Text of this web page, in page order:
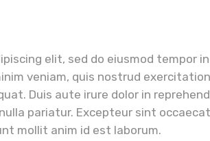
elit, sed do eiusmod tempor
veniam, quis nostrud
Duis aute irure dolor in
pariatur. Excepteur sint
mollit anim id est laborum.